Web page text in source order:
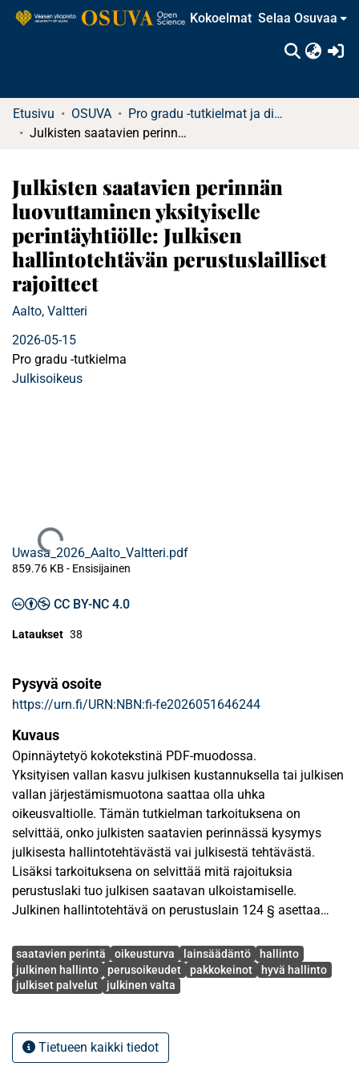
Kokoelmat Selaa Osuvaa
Etusivu OSUVA
Pro gradu -tutkielmat ja diplomityöt
Julkisten saatavien perinnän luovuttaminen yksityiselle perintäyhtiölle: Julkisen hallintotehtävän perustuslailliset rajoitteet
Julkisten saatavien perinnän
luovuttaminen yksityiselle
perintäyhtiölle: Julkisen
hallintotehtävän perustuslailliset
rajoitteet
Aalto, Valtteri
2026-05-15
Pro gradu -tutkielma
Julkisoikeus
Ladataan...
Uwasa_2026_Aalto_Valtteri.pdf
859.76 KB - Ensisijainen
CC BY-NC 4.0
Lataukset 38
Pysyvä osoite
https://urn.fi/URN:NBN:fi-fe2026051646244
Kuvaus
Opinnäytetyö kokotekstinä PDF-muodossa.
Yksityisen vallan kasvu julkisen kustannuksella tai julkisen
vallan järjestämismuotona saattaa olla uhka
oikeusvaltiolle. Tämän tutkielman tarkoituksena on
selvittää, onko julkisten saatavien perinnässä kysymys
julkisesta hallintotehtävästä vai julkisestä tehtävästä.
Lisäksi tarkoituksena on selvittää mitä rajoituksia
perustuslaki tuo julkisen saatavan ulkoistamiselle.
Julkinen hallintotehtävä on perustuslain 124 § asettaa
tutkielmassa saatavien perinnän näkökulmasta.
Perustuslain 124 §:n mukaan julkinen hallintotehtävä
vaatimuksia. Saatavien perintää tarkastellaan myös
näiden perustuslaillisten elementtien kautta. Julkista
Avainsanat
saatavien perintä oikeusturva lainsäädäntö
hallinto
julkinen hallinto
perusoikeudet pakkokeinot
hyvä hallinto
julkiset palvelut
julkinen valta
Tietueen kaikki tiedot